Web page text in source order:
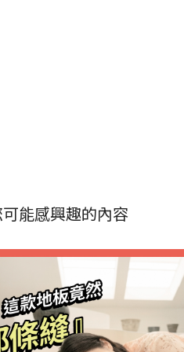
能感興趣的內容